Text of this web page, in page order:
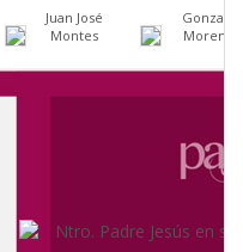
Juan José
Montes
Gonzalo
Moreno